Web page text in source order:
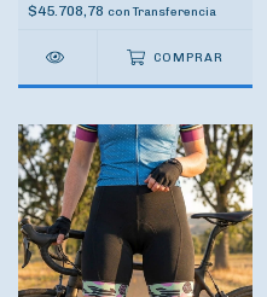
$45.708,78 con Transferencia
COMPRAR